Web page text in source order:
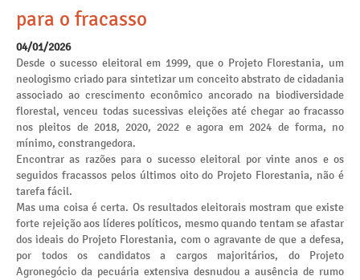
para o fracasso
04/01/2026
Desde o sucesso eleitoral em 1999, que o Projeto Florestania, um
neologismo criado para sintetizar um conceito abstrato de cidadania
associado ao crescimento econômico ancorado na biodiversidade
florestal, venceu todas sucessivas eleições até chegar ao fracasso
nos pleitos de 2018, 2020, 2022 e agora em 2024 de forma, no
mínimo, constrangedora.
Encontrar as razões para o sucesso eleitoral por vinte anos e os
seguidos fracassos pelos últimos oito do Projeto Florestania, não é
tarefa fácil.
Mas uma coisa é certa. Os resultados eleitorais mostram que existe
forte rejeição aos líderes políticos, mesmo quando tentam se afastar
dos ideais do Projeto Florestania, com o agravante de que a defesa,
por todos os candidatos a cargos majoritários, do Projeto
Agronegócio da pecuária extensiva desnudou a ausência de rumo